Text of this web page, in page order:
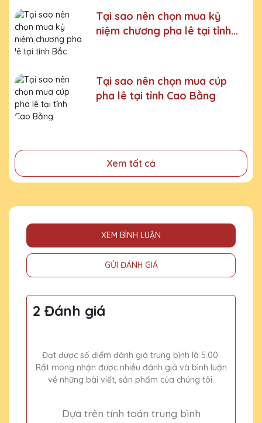
Chúng tôi luôn tuân thủ quy trình làm việc chuyên nghiệp
và nghiêm ngặt ở từng khâu sản xuất.Xưởng sản xuất
Kỷ niệm chương pha lê uy tín, chất lượng số một thị
trường Miền Bắc
Chúng tôi là đơn vị sản xuất trực tiếp, uy tín, giá rẻ. Nhận
đơn mọi số lượng, nhận làm những mẫu không có sẵn,
sản xuất theo ý tưởng của khách hàng.
Quà tặng Cúp Pha Lê Hà Nội QTG cung cấp tới Quý
trang trọng cho sản phẩm.
Sản phẩm được làm từ chất liệu pha lê vô cùng tinh tế,
- Tri ân, thay lời cảm ơn gửi đến những cá nhân, tổ chức
đã cống hiến, đóng góp cho doanh nghiệp, cho cộng
đồng
Tại sao nên chọn mua kỷ
niệm chương pha lê tại tỉnh
Tại sao nên chọn mua cúp
pha lê tại tỉnh Cao Bằng
Xem tất cả
XEM BÌNH LUẬN
GỬI ĐÁNH GIÁ
2 Đánh giá
Đạt được số điểm đánh giá trung bình là 5.00.
Rất mong nhận được nhiều đánh giá và bình luận
về những bài viết, sản phẩm của chúng tôi.
Dựa trên tính toán trung bình